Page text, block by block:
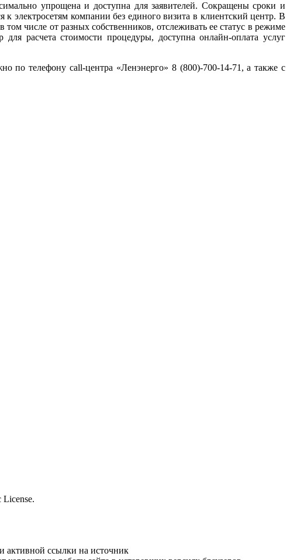
упрощена и доступна для заявителей. Сокращены сроки и
электросетям компании без единого визита в клиентский центр. В
числе от разных собственников, отслеживать ее статус в режиме
расчета стоимости процедуры, доступна онлайн-оплата услуг
телефону call-центра «Ленэнерго» 8 (800)-700-14-71, а также с
License.
активной ссылки на источник